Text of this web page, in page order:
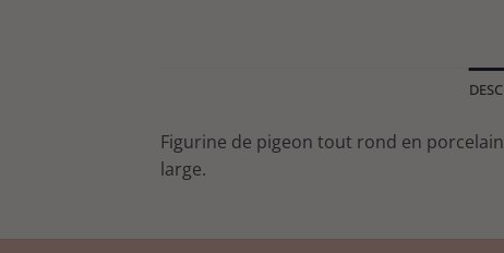
Figurine de pigeon tout rond en
large.